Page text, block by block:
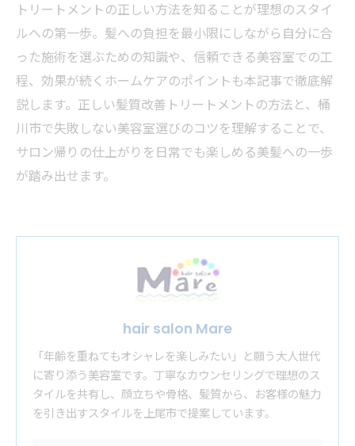
トリートメントの正しい方法を知ることが理想のスタイ
ルへの第一歩。髪への負担を最小限にしながら自分に合
った施術を選ぶための知識や、信頼できる美容室での工
程、効果が続くホームケアのポイントも本記事で徹底解
説します。正しい髪質改善トリートメントの方法と、桶
川市で失敗しない美容室選びのコツを理解することで、
サロン帰りの仕上がりを日常でも楽しめる美髪への一歩
が踏み出せます。
hair salon Mare
「年齢を重ねてもオシャレを楽しみたい」と願う大人世代
に寄り添う美容室です。丁寧なカウンセリングで理想のス
タイルを共有し、顔立ちや骨格、髪質から、お客様の魅力
を引き出すスタイルを上尾市で提案しています。